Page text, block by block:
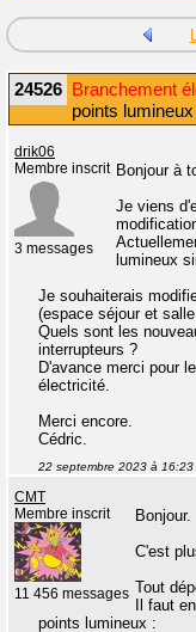
24526 Branchement
points
drik06
Membre inscrit
3 messages
Bonjour à
Je viens
lumineux
Je souhaiterais
(espace séjour et
Quels sont les
interrupteurs ?
D'avance merci pour
électricité.
Merci encore.
Cédric.
22 septembre 2023 à 16:23
CMT
Membre inscrit
11 456 messages
Bonjour.
C'est
Tout
Il faut
points lumineux :